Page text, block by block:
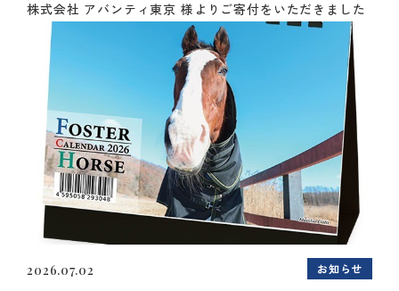
株式会社 アバンティ東京 様よりご寄付をいただきました
2026.07.02 お知らせ